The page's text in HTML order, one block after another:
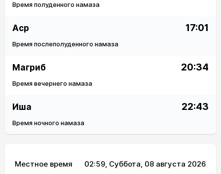
Время полуденного намаза
Аср 17:01
Время послеполуденного намаза
Магриб 20:34
Время вечернего намаза
Иша 22:43
Время ночного намаза
Местное время 02:59, Суббота, 08 августа 2026